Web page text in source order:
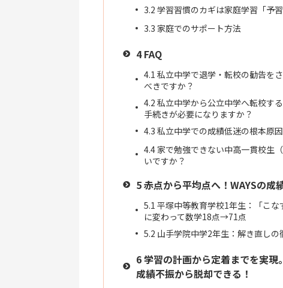
3.2 学習習慣のカギは家庭学習「予
3.3 家庭でのサポート方法
4FAQ
4.1 私立中学で退学・転校の勧告を
べきですか？
4.2 私立中学から公立中学へ転校す
手続きが必要になりますか？
4.3 私立中学での成績低迷の根本原
4.4家で勉強できない中高一貫校生
いですか？
5赤点から平均点へ！WAYSの成
5.1 平塚中等教育学校1年生：「こ
に変わって数学18点→71点
5.2 山手学院中学2年生：解き直し
6学習の計画から定着までを実現
成績不振から脱却できる！